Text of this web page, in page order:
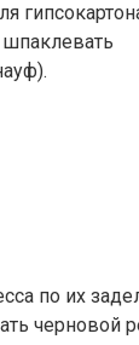
по их
черновой